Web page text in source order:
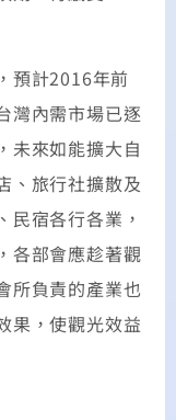
計2016年前
灣內需市場已逐
未來如能擴大自
、旅行社擴散及
民宿各行各業，
各部會應趁著觀
所負責的產業也
果，使觀光效益